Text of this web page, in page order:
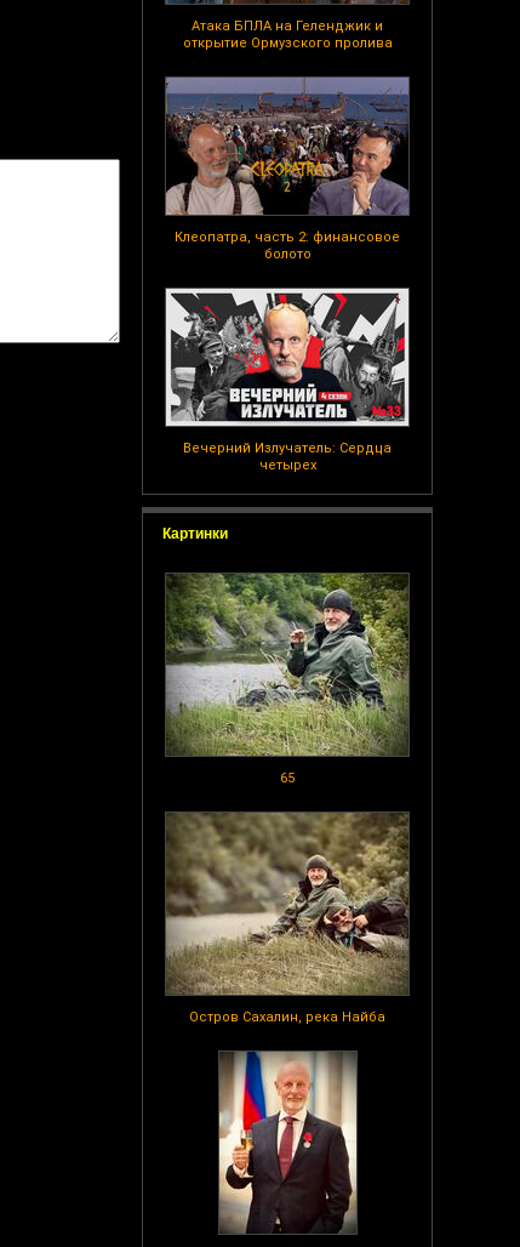
Атака БПЛА на Геленджик и
открытие Ормузского пролива
Клеопатра, часть 2: финансовое
болото
Вечерний Излучатель: Сердца
четырех
Картинки
65
Остров Сахалин, река Найба